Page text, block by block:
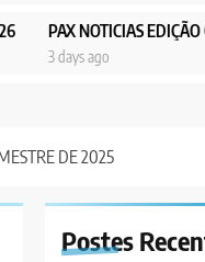
EDIÇÃO 03 DE AGOSTO
DE 2025
Postes